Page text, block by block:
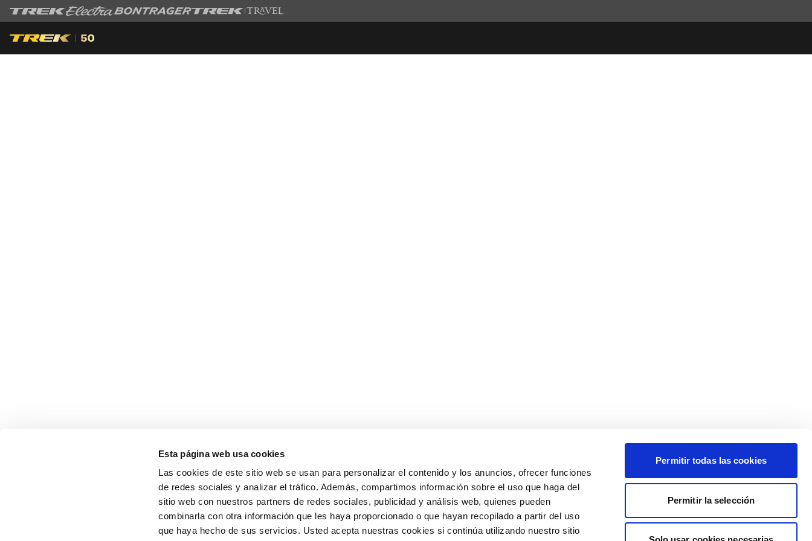
Esta página web usa cookies
Las cookies de este sitio web se usan para personalizar el contenido y los anuncios, ofrecer funciones
de redes sociales y analizar el tráfico. Además, compartimos información sobre el uso que haga del
sitio web con nuestros partners de redes sociales, publicidad y análisis web, quienes pueden
combinarla con otra información que les haya proporcionado o que hayan recopilado a partir del uso
que haya hecho de sus servicios. Usted acepta nuestras cookies si continúa utilizando nuestro sitio
Permitir todas las cookies
Permitir la selección